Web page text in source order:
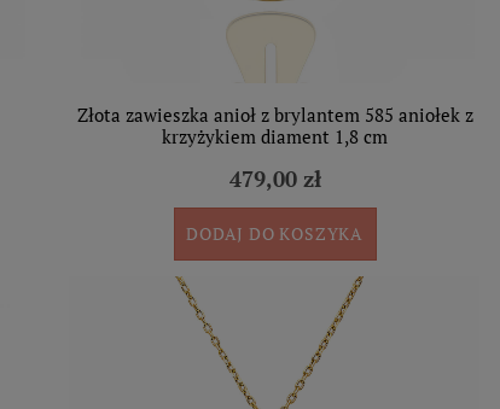
Złota zawieszka anioł z brylantem 585 aniołek z
krzyżykiem diament 1,8 cm
479,00 zł
DODAJ DO KOSZYKA